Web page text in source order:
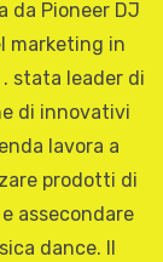
da Pioneer DJ
marketing in
. stata leader di
di innovativi
lavora a
prodotti di
assecondare
dance. Il